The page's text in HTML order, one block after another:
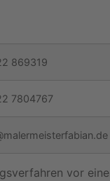
869319
7804767
vor